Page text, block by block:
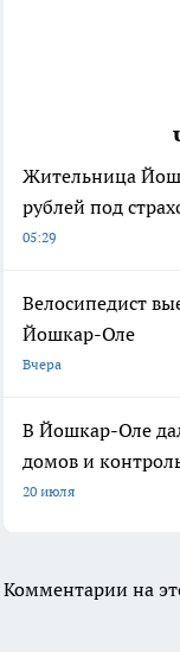
Жительница
рублей под
05:29
Велосипедист
Йошкар-Оле
Вчера
В Йошкар-Оле
домов и
20 июля
Комментарии на